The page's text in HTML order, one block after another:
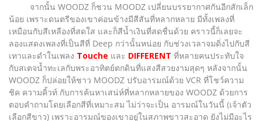
จากนั้น WOODZ ก็ชวน MOODZ เปลี่ยนบรรยากาศกันอีกสักเล็ก
น้อย เพราะดนตรีของเขาค่อนข้างมีสีสันที่หลากหลาย มีทั้งเพลงที่
เหมือนกับสีเหลืองที่สดใส และก็สีน้ำเงินที่สดชื่นด้วย คราวนี้ก็เลยจะ
ลองแสดงเพลงที่เป็นสีที่ Deep กว่านั้นหน่อย กับช่วงเวลาจมดิ่งไปกับสี
เทาและดำในเพลง Touche และ DIFFERENT ที่หลายคนประทับใจ
กับสเตจน้ำทะเลกับพระอาทิตย์ตกดินที่แสงสีสวยงามสุดๆ หลังจากนั้น
WOODZ ก็ปล่อยให้ชาว MOODZ ปรับอารมณ์ด้วย VCR ที่โชว์ความ
ชิค ความคิ้วท์ กับการค้นหาเสน่ห์ที่หลากหลายของ WOODZ ด้วยการ
ตอบคำถามโดยเลือกสีที่เหมาะสม ไม่ว่าจะเป็น อารมณ์ในวันนี้ (เจ้าตัว
เลือกสีขาว) เพราะอารมณ์ของเขาอยู่ในสภาพขาวสะอาด ยังไม่มีอะไร